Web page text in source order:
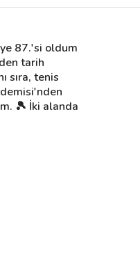
87.'si oldum
tarih
sıra, tenis
🎾 İki alanda